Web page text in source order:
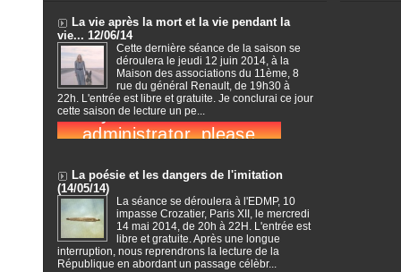
La vie après la mort et la vie pendant la
vie... 12/06/14
Cette dernière séance de la saison se
déroulera le jeudi 12 juin 2014, à la
Maison des associations du 11ème, 8
rue du général Renault, de 19h30 à
22h. L'entrée est libre et gratuite. Je conclurai ce jour
cette saison de lecture un pe...
La poésie et les dangers de l'imitation
(14/05/14)
La séance se déroulera à l'EDMP, 10
impasse Crozatier, Paris XII, le mercredi
14 mai 2014, de 20h à 22H. L'entrée est
libre et gratuite. Après une longue
interruption, nous reprendrons la lecture de la
République en abordant un passage célèbr...